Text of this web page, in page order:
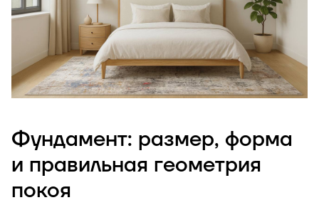
Фундамент: размер, форма
и правильная геометрия
покоя